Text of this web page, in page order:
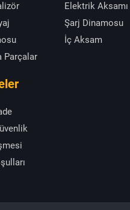
Elektrik Aksamı
Şarj Dinamosu
İç Aksam
Parçalar